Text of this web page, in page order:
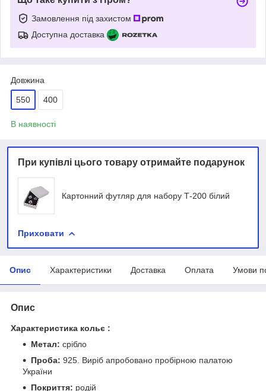
Замовлення під захистом
Доступна доставка
Довжина
550 400
В наявності
При купівлі цього товару отримайте подарунок
Картонний футляр для набору Т-200 білий
Приховати
Опис Характеристики Доставка Оплата Умови
Опис
Характеристика кольє :
Метал: срібло
Проба: 925. Виріб апробовано пробірною палатою
України
Покриття: родій